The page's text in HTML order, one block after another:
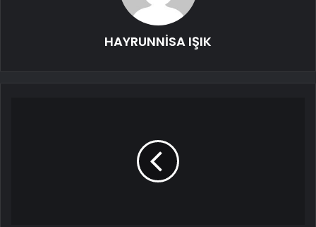
HAYRUNNİSA IŞIK